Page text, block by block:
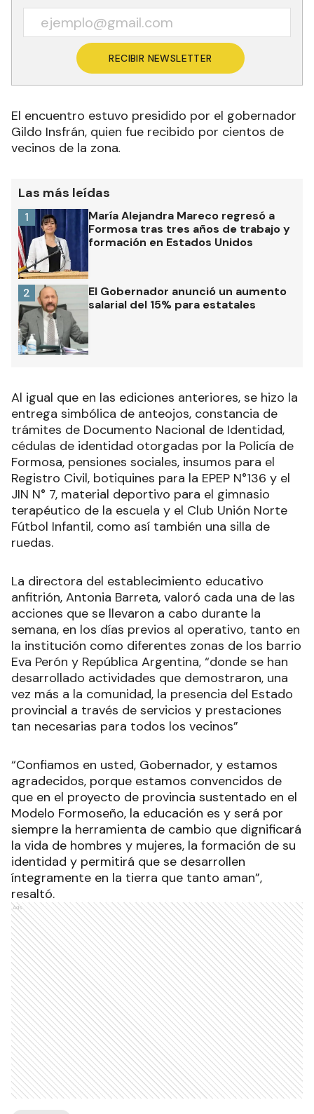
RECIBIR NEWSLETTER
El encuentro estuvo presidido por el gobernador
Gildo Insfrán, quien fue recibido por cientos de
vecinos de la zona.
Las más leídas
María Alejandra Mareco regresó a
Formosa tras tres años de trabajo y
formación en Estados Unidos
1
El Gobernador anunció un aumento
salarial del 15% para estatales
2
Al igual que en las ediciones anteriores, se hizo la
entrega simbólica de anteojos, constancia de
trámites de Documento Nacional de Identidad,
cédulas de identidad otorgadas por la Policía de
Formosa, pensiones sociales, insumos para el
Registro Civil, botiquines para la EPEP N°136 y el
JIN N° 7, material deportivo para el gimnasio
terapéutico de la escuela y el Club Unión Norte
Fútbol Infantil, como así también una silla de
ruedas.
La directora del establecimiento educativo
anfitrión, Antonia Barreta, valoró cada una de las
acciones que se llevaron a cabo durante la
semana, en los días previos al operativo, tanto en
la institución como diferentes zonas de los barrio
Eva Perón y República Argentina, “donde se han
desarrollado actividades que demostraron, una
vez más a la comunidad, la presencia del Estado
provincial a través de servicios y prestaciones
tan necesarias para todos los vecinos”
“Confiamos en usted, Gobernador, y estamos
agradecidos, porque estamos convencidos de
que en el proyecto de provincia sustentado en el
Modelo Formoseño, la educación es y será por
siempre la herramienta de cambio que dignificará
la vida de hombres y mujeres, la formación de su
identidad y permitirá que se desarrollen
íntegramente en la tierra que tanto aman”,
resaltó.
Ads